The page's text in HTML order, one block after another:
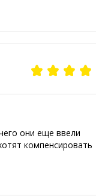
они еще ввели
компенсировать